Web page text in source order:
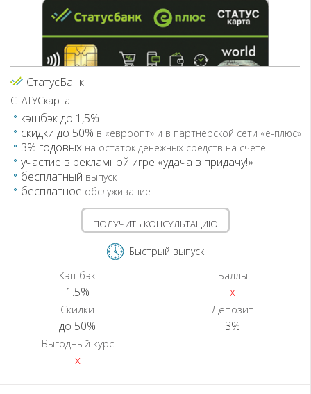
РРБ-Банк
Сбербанк
СтатусБанк
Технобанк
СтатусБанк
СТАТУСкарта
кэшбэк до 1,5%
скидки до 50% в «евроопт» и в партнерской сети «е-плюс»
3% годовых на остаток денежных средств на счете
участие в рекламной игре «удача в придачу!»
бесплатный выпуск
бесплатное обслуживание
ПОЛУЧИТЬ КОНСУЛЬТАЦИЮ
Быстрый выпуск
Кэшбэк
1.5%
Баллы
x
Скидки
до 50%
Депозит
3%
Выгодный курс
x